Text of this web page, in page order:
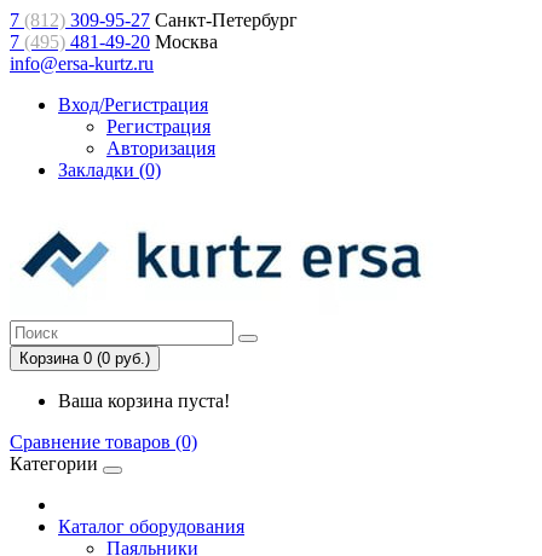
7 (812) 309-95-27 Санкт-Петербург
7 (495) 481-49-20 Москва
info@ersa-kurtz.ru
Вход/Регистрация
Регистрация
Авторизация
Закладки (0)
Корзина 0 (0 руб.)
Ваша корзина пуста!
Сравнение товаров (0)
Категории
Каталог оборудования
Паяльники